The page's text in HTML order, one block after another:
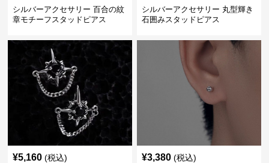
シルバーアクセサリー 百合の紋
章モチーフスタッドピアス
シルバーアクセサリー 丸型輝き
石囲みスタッドピアス
¥5,160 (税込) ¥3,380 (税込)